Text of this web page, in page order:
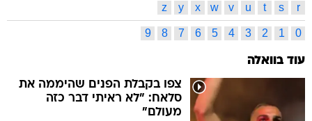
r
s
t
u
v
w
x
y
z
0
1
2
3
4
5
6
7
8
9
עוד בוואלה
צפו בקבלת הפנים שהיממה את
סלאח: "לא ראיתי דבר כזה
מעולם"